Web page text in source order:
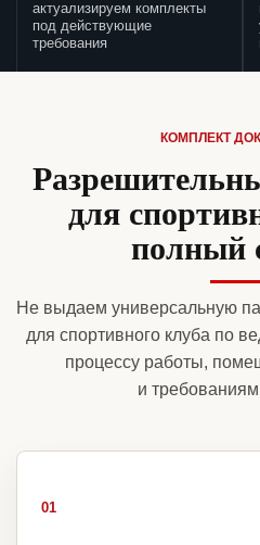
актуализируем комплекты
под действующие
требования
КОМПЛЕКТ
для
полный
Не выдаем универсальную
для спортивного клуба по
процессу работы,
и
01